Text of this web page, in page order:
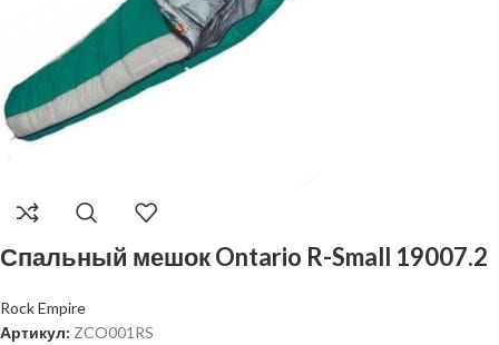
Спальный мешок Ontario R-Small 19007.2
Rock Empire
Артикул: ZCO001RS